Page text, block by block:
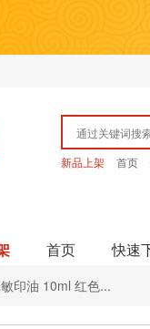
新品上架 首页
首页 快速
印油 10ml 红色...